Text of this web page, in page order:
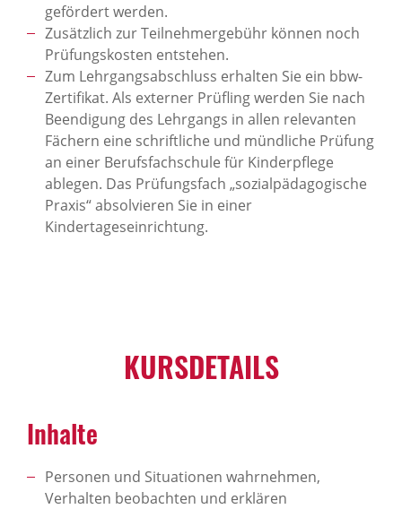
gefördert werden.
Zusätzlich zur Teilnehmergebühr können noch
Prüfungskosten entstehen.
Zum Lehrgangsabschluss erhalten Sie ein bbw-
Zertifikat. Als externer Prüfling werden Sie nach
Beendigung des Lehrgangs in allen relevanten
Fächern eine schriftliche und mündliche Prüfung
an einer Berufsfachschule für Kinderpflege
ablegen. Das Prüfungsfach „sozialpädagogische
Praxis“ absolvieren Sie in einer
Kindertageseinrichtung.
KURSDETAILS
Inhalte
Personen und Situationen wahrnehmen,
Verhalten beobachten und erklären